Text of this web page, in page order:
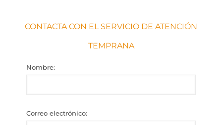
CONTACTA CON EL SERVICIO DE ATENCIÓN
TEMPRANA
Nombre:
Correo electrónico: